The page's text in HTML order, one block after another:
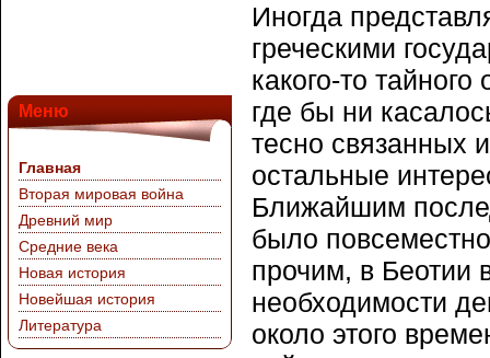
Меню
Главная
Вторая мировая война
Древний мир
Средние века
Новая история
Новейшая история
Литература
Иногда
греческими
какого-то
где бы ни
тесно связанных
остальные
Ближайшим
было
прочим, в Беотии
необходимости
около этого